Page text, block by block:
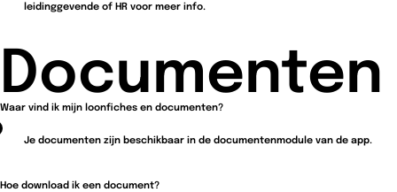
leidinggevende of HR voor meer info.
Documenten
Waar vind ik mijn loonfiches en documenten?
Je documenten zijn beschikbaar in de documentenmodule van de app.
Hoe download ik een document?